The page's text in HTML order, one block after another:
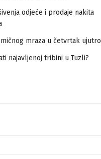
odjeće i prodaje nakita
mraza u četvrtak ujutro
najavljenoj tribini u Tuzli?